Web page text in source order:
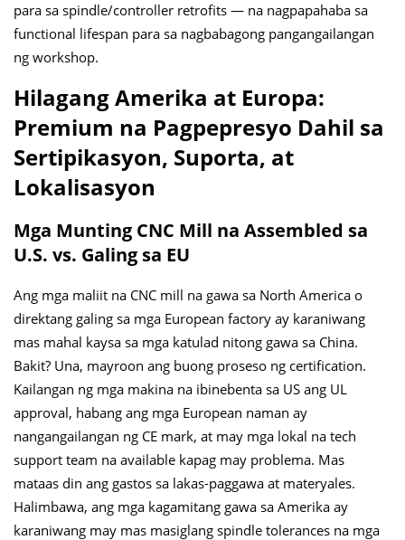
para sa spindle/controller retrofits — na nagpapahaba sa
functional lifespan para sa nagbabagong pangangailangan
ng workshop.
Hilagang Amerika at Europa:
Premium na Pagpepresyo Dahil sa
Sertipikasyon, Suporta, at
Lokalisasyon
Mga Munting CNC Mill na Assembled sa
U.S. vs. Galing sa EU
Ang mga maliit na CNC mill na gawa sa North America o
direktang galing sa mga European factory ay karaniwang
mas mahal kaysa sa mga katulad nitong gawa sa China.
Bakit? Una, mayroon ang buong proseso ng certification.
Kailangan ng mga makina na ibinebenta sa US ang UL
approval, habang ang mga European naman ay
nangangailangan ng CE mark, at may mga lokal na tech
support team na available kapag may problema. Mas
mataas din ang gastos sa lakas-paggawa at materyales.
Halimbawa, ang mga kagamitang gawa sa Amerika ay
karaniwang may mas masiglang spindle tolerances na mga